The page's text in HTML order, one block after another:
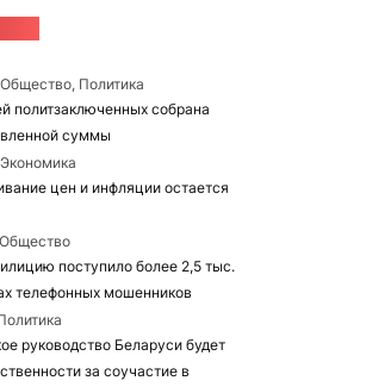
Общество, Политика
политзаключенных собрана
суммы
Экономика
цен и инфляции остается
Общество
поступило более 2,5 тыс.
телефонных мошенников
руководство Беларуси будет
за соучастие в